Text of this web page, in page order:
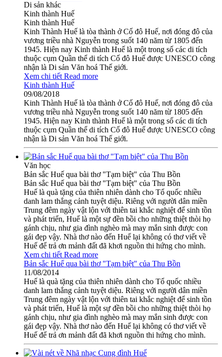
Di sản khác
Kinh thành Huế
Kinh thành Huế
Kinh Thành Huế là tòa thành ở Cố đô Huế, nơi đóng đô của
vương triều nhà Nguyễn trong suốt 140 năm từ 1805 đến
1945. Hiện nay Kinh thành Huế là một trong số các di tích
thuộc cụm Quần thể di tích Cố đô Huế được UNESCO công
nhận là Di sản Văn hoá Thế giới.
Xem chi tiết Read more
Kinh thành Huế
09/08/2018
Kinh Thành Huế là tòa thành ở Cố đô Huế, nơi đóng đô của
vương triều nhà Nguyễn trong suốt 140 năm từ 1805 đến
1945. Hiện nay Kinh thành Huế là một trong số các di tích
thuộc cụm Quần thể di tích Cố đô Huế được UNESCO công
nhận là Di sản Văn hoá Thế giới.
Văn học
Bản sắc Huế qua bài thơ "Tạm biệt" của Thu Bồn
Bản sắc Huế qua bài thơ "Tạm biệt" của Thu Bồn
Huế là quà tặng của thiên nhiên dành cho Tổ quốc nhiều
danh lam thắng cảnh tuyệt diệu. Riêng với người dân miền
Trung đêm ngày vật lộn với thiên tai khắc nghiệt để sinh tồn
và phát triển, Huế là một sự đền bồi cho những thiệt thòi họ
gánh chịu, như gia đình nghèo mà may mắn sinh được con
gái đẹp vậy. Nhà thơ nào đến Huế lại không có thơ viết về
Huế để trả ơn mảnh đất đã khơi nguồn thi hứng cho mình.
Xem chi tiết Read more
Bản sắc Huế qua bài thơ "Tạm biệt" của Thu Bồn
11/08/2014
Huế là quà tặng của thiên nhiên dành cho Tổ quốc nhiều
danh lam thắng cảnh tuyệt diệu. Riêng với người dân miền
Trung đêm ngày vật lộn với thiên tai khắc nghiệt để sinh tồn
và phát triển, Huế là một sự đền bồi cho những thiệt thòi họ
gánh chịu, như gia đình nghèo mà may mắn sinh được con
gái đẹp vậy. Nhà thơ nào đến Huế lại không có thơ viết về
Huế để trả ơn mảnh đất đã khơi nguồn thi hứng cho mình.